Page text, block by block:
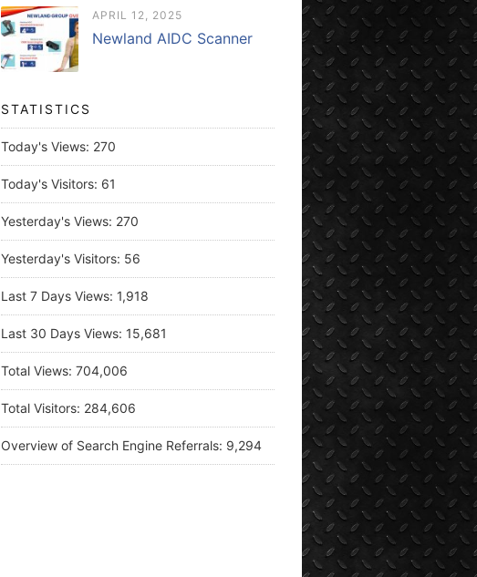
APRIL 12, 2025
Newland AIDC Scanner
STATISTICS
Today's Views: 270
Today's Visitors: 61
Yesterday's Views: 270
Yesterday's Visitors: 56
Last 7 Days Views: 1,918
Last 30 Days Views: 15,681
Total Views: 704,006
Total Visitors: 284,606
Overview of Search Engine Referrals: 9,294